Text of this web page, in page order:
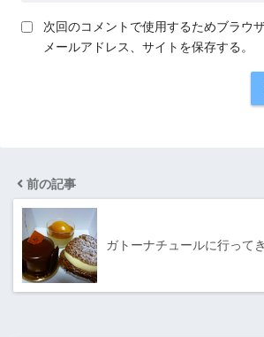
次回のコメントで使用するためブラウ
メールアドレス、サイトを保存する。
前の記事
ガトーナチュールに行って